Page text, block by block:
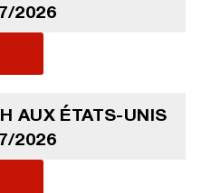
2026
AUX ÉTATS-UNIS
2026